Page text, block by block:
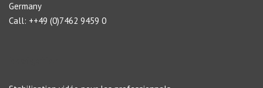
Germany
Call: ++49 (0)7462 9459 0